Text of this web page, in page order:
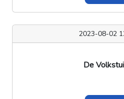
2023-08-02
De